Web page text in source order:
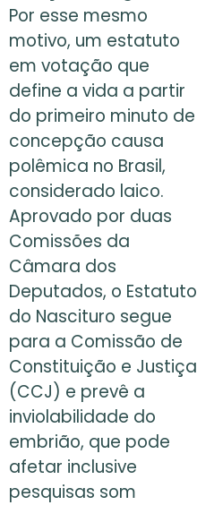
Por esse mesmo
motivo, um estatuto
em votação que
define a vida a partir
do primeiro minuto de
concepção causa
polêmica no Brasil,
considerado laico.
Aprovado por duas
Comissões da
Câmara dos
Deputados, o Estatuto
do Nascituro segue
para a Comissão de
Constituição e Justiça
(CCJ) e prevê a
inviolabilidade do
embrião, que pode
afetar inclusive
pesquisas som